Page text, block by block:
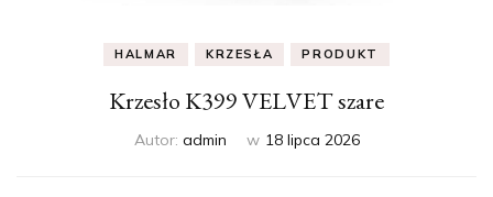
HALMAR KRZESŁA PRODUKT
Krzesło K399 VELVET szare
Autor: admin w 18 lipca 2026